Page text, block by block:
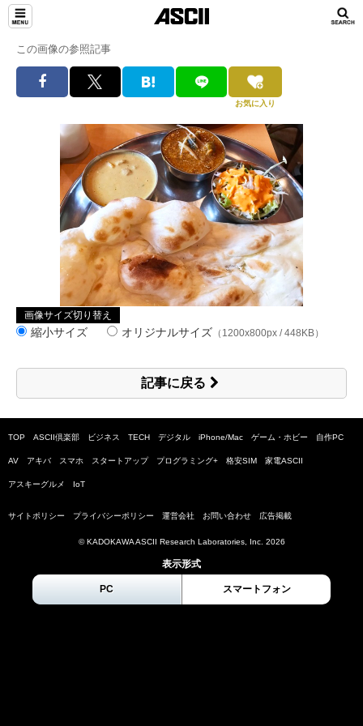
この画像の参照記事
お気に入り
画像サイズ切り替え
縮小サイズ オリジナルサイズ （1200x800px / 448KB）
記事に戻る
TOP ASCII倶楽部 ビジネス TECH デジタル iPhone/Mac ゲーム・ホビー 自作PC
AV アキバ スマホ スタートアップ プログラミング+ 格安SIM 家電ASCII
アスキーグルメ IoT
サイトポリシー プライバシーポリシー 運営会社 お問い合わせ 広告掲載
© KADOKAWA ASCII Research Laboratories, Inc. 2026
表示形式
PC スマートフォン